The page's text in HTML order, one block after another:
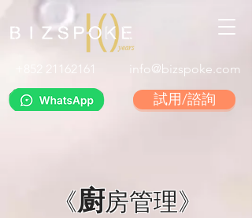
info@bizspoke.com
試用/諮詢
+852 21162161
《廚房管理》